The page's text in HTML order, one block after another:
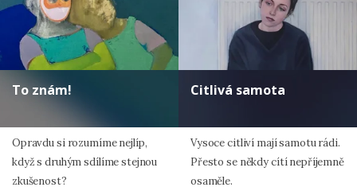
To znám!
Opravdu si rozumíme nejlíp,
když s druhým sdílíme stejnou
zkušenost?
Citlivá samota
Vysoce citliví mají samotu rádi.
Přesto se někdy cítí nepříjemně
osaměle.